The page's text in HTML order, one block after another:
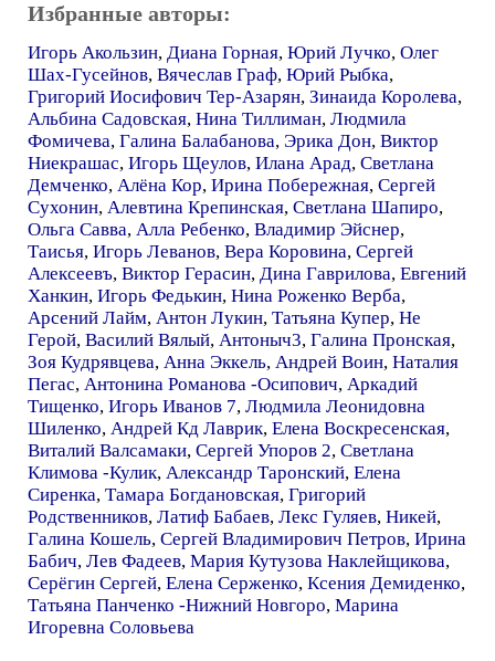
Избранные авторы:
Игорь Акользин, Диана Горная, Юрий Лучко, Олег
Шах-Гусейнов, Вячеслав Граф, Юрий Рыбка,
Григорий Иосифович Тер-Азарян, Зинаида Королева,
Альбина Садовская, Нина Тиллиман, Людмила
Фомичева, Галина Балабанова, Эрика Дон, Виктор
Ниекрашас, Игорь Щеулов, Илана Арад, Светлана
Демченко, Алёна Кор, Ирина Побережная, Сергей
Сухонин, Алевтина Крепинская, Светлана Шапиро,
Ольга Савва, Алла Ребенко, Владимир Эйснер,
Таисья, Игорь Леванов, Вера Коровина, Сергей
Алексеевъ, Виктор Герасин, Дина Гаврилова, Евгений
Ханкин, Игорь Федькин, Нина Роженко Верба,
Арсений Лайм, Антон Лукин, Татьяна Купер, Не
Герой, Василий Вялый, Антоныч3, Галина Пронская,
Зоя Кудрявцева, Анна Эккель, Андрей Воин, Наталия
Пегас, Антонина Романова -Осипович, Аркадий
Тищенко, Игорь Иванов 7, Людмила Леонидовна
Шиленко, Андрей Кд Лаврик, Елена Воскресенская,
Виталий Валсамаки, Сергей Упоров 2, Светлана
Климова -Кулик, Александр Таронский, Елена
Сиренка, Тамара Богдановская, Григорий
Родственников, Латиф Бабаев, Лекс Гуляев, Никей,
Галина Кошель, Сергей Владимирович Петров, Ирина
Бабич, Лев Фадеев, Мария Кутузова Наклейщикова,
Серёгин Сергей, Елена Серженко, Ксения Демиденко,
Татьяна Панченко -Нижний Новгоро, Марина
Игоревна Соловьева